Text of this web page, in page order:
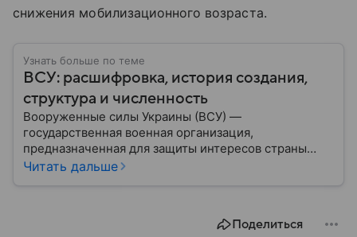
снижения мобилизационного возраста.
Узнать больше по теме
ВСУ: расшифровка, история создания,
структура и численность
Вооруженные силы Украины (ВСУ) —
государственная военная организация,
предназначенная для защиты интересов страны
военным путем. Была создана после
Читать дальше
Поделиться